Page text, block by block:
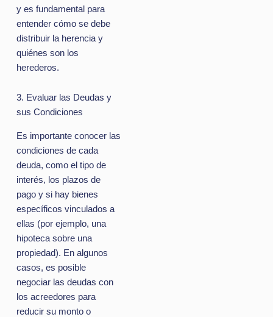
y es fundamental para
entender cómo se debe
distribuir la herencia y
quiénes son los
herederos.
3. Evaluar las Deudas y
sus Condiciones
Es importante conocer las
condiciones de cada
deuda, como el tipo de
interés, los plazos de
pago y si hay bienes
específicos vinculados a
ellas (por ejemplo, una
hipoteca sobre una
propiedad). En algunos
casos, es posible
negociar las deudas con
los acreedores para
reducir su monto o